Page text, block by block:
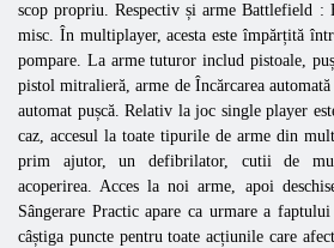
scop propriu. Respectiv și armeBattlefield :
misc. În multiplayer, acesta este împărțită
pompare. La arme tuturor includ pistoale,
pistol mitralieră, arme de Încărcarea
automat pușcă. Relativ la joc single player
caz, accesul la toate tipurile de arme din
prim ajutor, un defibrilator, cutii de
acoperirea. Acces la noi arme, apoi
Sângerare Practic apare ca urmare a
câștiga puncte pentru toate acțiunile care